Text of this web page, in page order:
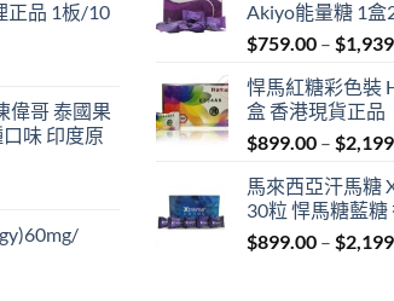
正品 1板/10
偉哥 泰國果
味 印度原
Akiyo能量糖 1盒
$759.00 – $
悍馬紅糖彩色裝
盒 香港現貨正品
$899.00 – $
馬來西亞汗馬糖
30粒 悍馬糖藍糖
$899.00 – $